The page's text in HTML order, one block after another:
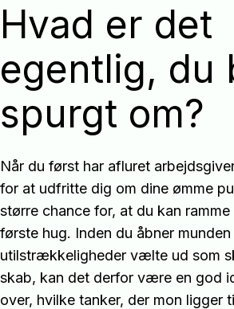
Hvad er det
egentlig, du
spurgt om?
Når du først har afluret
for at udfritte dig om dine ømme
større chance for, at du kan
første hug. Inden du åbner
utilstrækkeligheder vælte ud som
skab, kan det derfor være en god
over, hvilke tanker, der mon ligger